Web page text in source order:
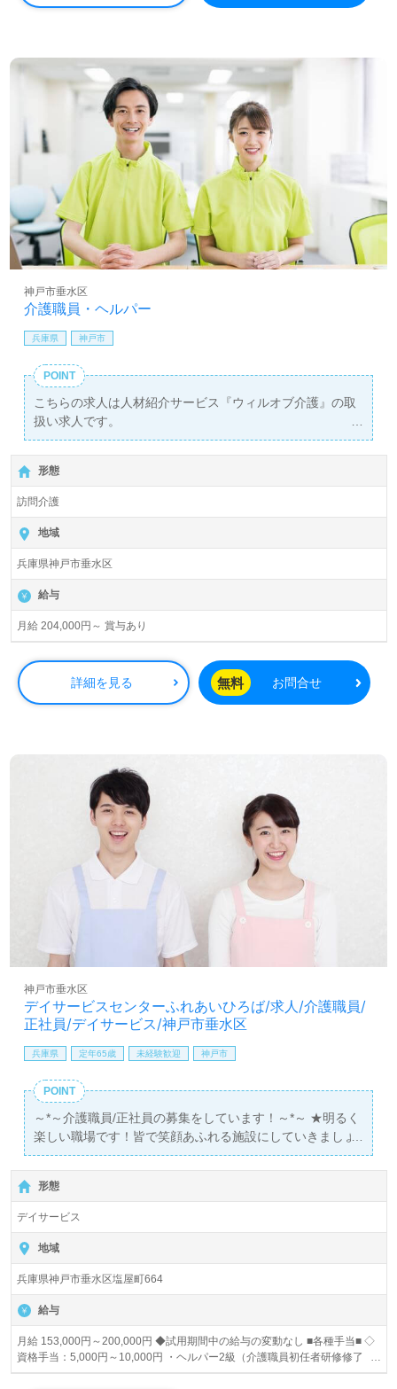
介護職員・ヘルパー
神戸市垂水区
兵庫県 神戸市
POINT
こちらの求人は人材紹介サービス『ウィルオブ介護』の取
扱い求人です。
詳細に関してお気軽にご相談ください♪
【無料】で皆さんの転職活動をサポートいたします。
形態
訪問介護
地域
兵庫県神戸市垂水区
給与
月給 204,000円～ 賞与あり
詳細を見る 無料 お問合せ
デイサービスセンターふれあいひろば/求人/介護職員/
正社員/デイサービス/神戸市垂水区
神戸市垂水区
兵庫県 定年65歳 未経験歓迎 神戸市
POINT
～*～介護職員/正社員の募集をしています！～*～ ★明るく
楽しい職場です！皆で笑顔あふれる施設にしていきましょ
う！★未経験者・無資格・ブランクのある方も大歓迎！
形態
デイサービス
地域
兵庫県神戸市垂水区塩屋町664
給与
月給 153,000円～200,000円 ◆試用期間中の給与の変動なし ■各種手当■ ◇
資格手当：5,000円～10,000円 ・ヘルパー2級（介護職員初任者研修修了
者）：5,000円 ・ヘルパー1級（介護職員実務者研修）：5,000円 ・介護福祉